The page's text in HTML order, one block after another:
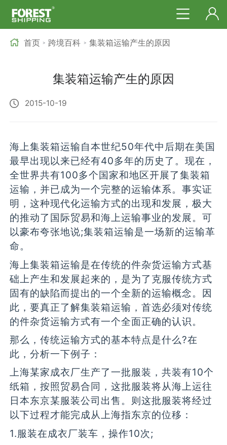
首页 > 跨境百科 > 集装箱运输产生的原因
集装箱运输产生的原因
2015-10-19
海上集装箱运输自本世纪50年代中后期在美国
最早出现以来已经有40多年的历史了。现在，
全世界共有100多个国家和地区开展了集装箱
运输，并已成为一个完整的运输体系。事实证
明，这种现代化运输方式的出现和发展，极大
的推动了国际贸易和海上运输事业的发展。可
以豪布夸张地说;集装箱运输是一场新的运输革
命。
海上集装箱运输是在传统的件杂货运输方式基
础上产生和发展起来的，是为了克服传统方式
固有的缺陷而提出的一个全新的运输概念。因
此，要真正了解集装箱运输，首选必须对传统
的件杂货运输方式有一个全面正确的认识。
那么，传统运输方式的基本特点是什么?在
此，分析一下例子：
上海某家成衣厂生产了一批服装，共装有10个
纸箱，按照贸易合同，这批服装将从海上运往
日本东京某服装公司出售。则这批服装将经过
以下过程才能完成从上海指东京的位移：
1.服装在成衣厂装车，操作10次;